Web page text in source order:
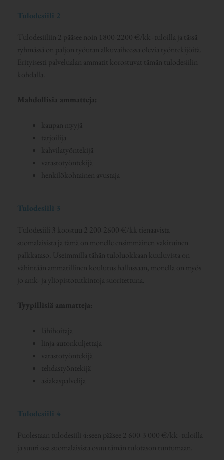
Tulodesiili 2
Tulodesiiliin 2 pääsee noin 1800-2200 €/kk -tuloilla ja tässä
ryhmässä on paljon työuran alkuvaiheessa olevia työntekijöitä.
Erityisesti palvelualan ammatit korostuvat tämän tulodesiilin
kohdalla.
Mahdollisia ammatteja:
kaupan myyjä
tarjoilija
kahvilatyöntekijä
varastotyöntekijä
henkilökohtainen avustaja
Tulodesiili 3
Tulodesiili 3 koostuu 2 200-2600 €/kk tienaavista
suomalaisista ja tämä on monelle ensimmäinen vakituinen
palkkataso. Useimmilla tähän tuloluokkaan kuuluvista on
vähintään ammatillinen koulutus hallussaan, monella on myös
jo amk- ja yliopistotutkintoja suoritettuna.
Tyypillisiä ammatteja:
lähihoitaja
linja-autonkuljettaja
varastotyöntekijä
tehdastyöntekijä
asiakaspalvelija
Tulodesiili 4
Puolestaan tulodesiili 4:seen pääsee 2 600-3 000 €/kk -tuloilla
ja suuri osa suomalaisista osuu tämän tulotason tuntumaan.